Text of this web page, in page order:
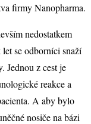
firmy Nanopharma.
nedostatkem
se odborníci snaží
Jednou z cest je
reakce a
A aby bylo
nosiče na bázi